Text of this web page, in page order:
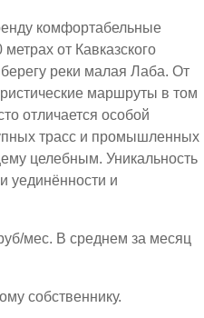
комфортабельные
от Кавказского
реки малая Лаба. От
маршруты в том
отличается особой
трасс и промышленных
целебным. Уникальность
уединённости и
мес. В среднем за месяц
собственнику.